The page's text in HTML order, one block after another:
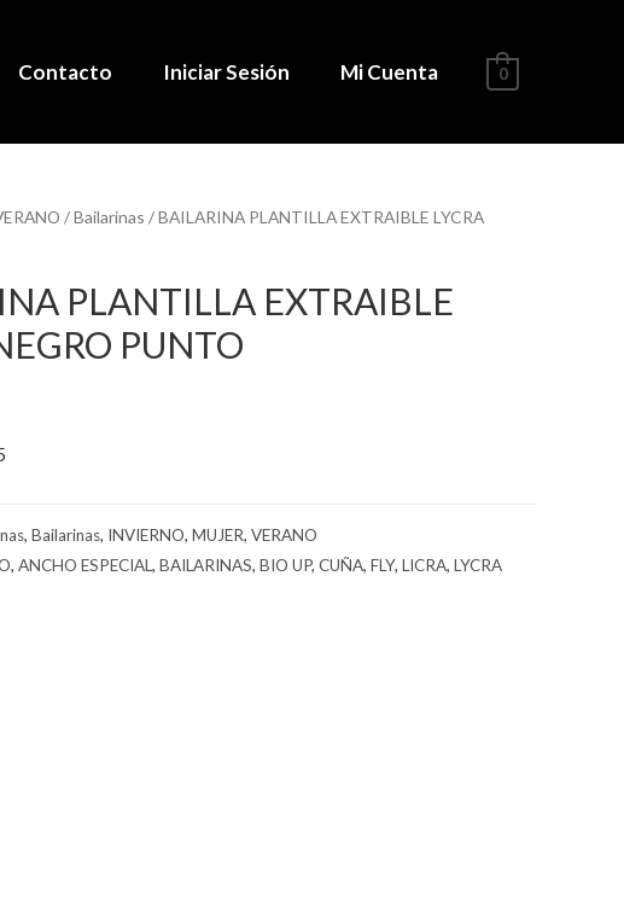
Contacto Iniciar Sesión Mi Cuenta 0
/Bailarinas / BAILARINA PLANTILLA EXTRAIBLE LYCRA
PLANTILLA EXTRAIBLE
PUNTO
, Bailarinas, INVIERNO, MUJER, VERANO
, ANCHO ESPECIAL, BAILARINAS, BIO UP, CUÑA, FLY, LICRA, LYCRA